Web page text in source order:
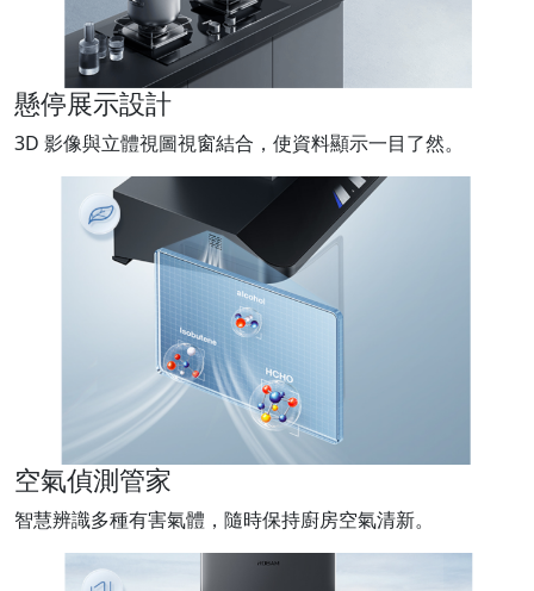
懸停展示設計
3D 影像與立體視圖視窗結合，使資料顯示一目了然。
空氣偵測管家
智慧辨識多種有害氣體，隨時保持廚房空氣清新。